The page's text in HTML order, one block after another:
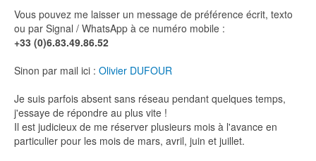
Vous pouvez me laisser un message de préférence écrit, texto
ou par Signal / WhatsApp à ce numéro mobile :
+33 (0)6.83.49.86.52
Sinon par mail ici : Olivier DUFOUR
Je suis parfois absent sans réseau pendant quelques temps,
j'essaye de répondre au plus vite !
Il est judicieux de me réserver plusieurs mois à l'avance en
particulier pour les mois de mars, avril, juin et juillet.